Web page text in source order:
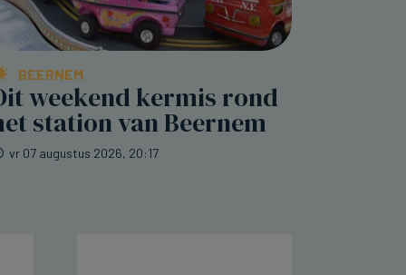
BEERNEM
weekend kermis rond
station van Beernem
vr 07 augustus 2026, 20:17